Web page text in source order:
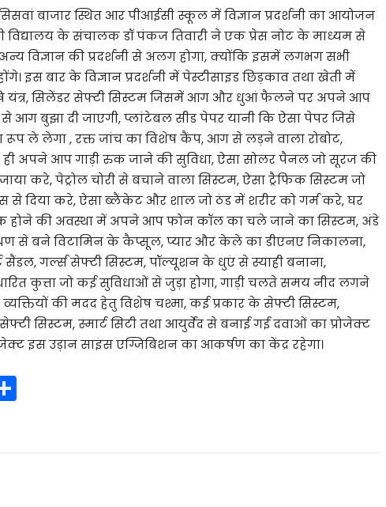
बाजार स्थित आर पीआईसी स्कूल में विज्ञान प्रदर्शनी का आयोजन
विद्यालय के संचालक डॉ पंकज तिवारी ने एक प्रेस नोट के माध्यम से
अन्य विज्ञान की प्रदर्शनी से अलग होगा, क्योंकि इसमें लगभग सभी
इस बार के विज्ञान प्रदर्शनी में पेस्टीसाइड छिड़काव तथा खेती में
यंत्र, सिलेंडर सेफ्टी सिस्टम जिसमें आग और धुआं फैलने पर अपने आप
से आग बुझा दी जाएगी, प्लांटेबल सीड पेपर यानी कि ऐसा पेपर जिसे
ले लेगा , रक्त जांच का विशेष कैंप, आग से लड़ने वाला रोबोट,
ही अपने आप गाड़ी रुक जाने की सुविधा, ऐसा सोलर पैनल जो सूरज की
करे, पेट्रोल चोरी से बचाने वाला सिस्टम, ऐसा ट्रैफिक सिस्टम जो
दिया करे, ऐसा ब्लैंकेट और शाल जो ठंड में शरीर को गर्म करे, घर
होने की अवस्था में अपने आप फोन कॉल का चले जाने का सिस्टम, अंडे
से बने विटामिन के कैप्सूल, प्यार और केले का डीएनए निकालना,
सैंडल, गर्ल्स सेफ्टी सिस्टम, पॉल्यूशन के धुएं से स्याही बनाना,
कुत्ता जो कई सुविधाओं से जुड़ा होगा, गाड़ी चलते समय नीद लगने
की मदद हेतु विशेष चश्मा, कई प्रकार के सेफ्टी सिस्टम,
सिस्टम, स्मार्ट सिटी तथा आयुर्वेद से बनाई गई दवाओं का प्रोजेक्ट
इस उड़ान साइंस एग्जिबिशन का आकर्षण का केंद्र रहेगा।